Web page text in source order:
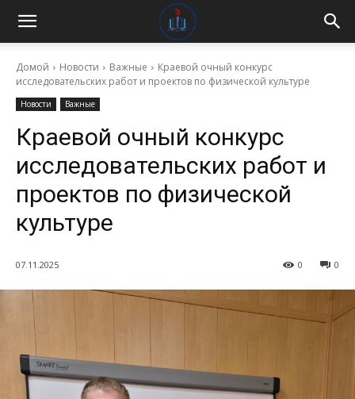
Домой Новости Важные
Краевой очный конкурс
исследовательских работ и проектов по физической культуре
Новости Важные
Краевой очный конкурс
исследовательских работ и
проектов по физической
культуре
07.11.2025 0
0